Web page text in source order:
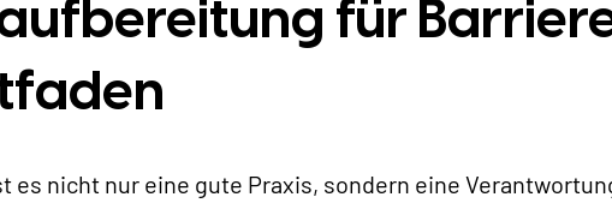
TYPO3 KI
TYPO3 Entwicklung
TYPO3 Barrierefreiheit
REFERENZEN
UNSERE PREISE
für
es nicht nur eine gute Praxis, sondern eine